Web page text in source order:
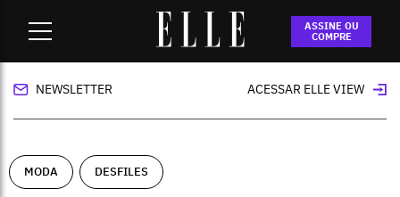
ASSINE OU
COMPRE
Paris Fashion Week: Louis Vuitton, verão
2026
NEWSLETTER ACESSAR ELLE VIEW
MODA DESFILES